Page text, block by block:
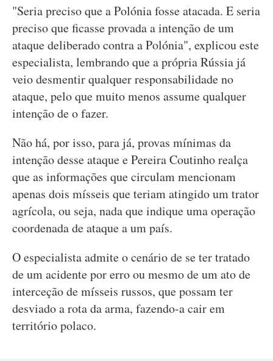
"Seria preciso que a Polónia fosse atacada. E seria
preciso que ficasse provada a intenção de um
ataque deliberado contra a Polónia", explicou este
especialista, lembrando que a própria Rússia já
veio desmentir qualquer responsabilidade no
ataque, pelo que muito menos assume qualquer
intenção de o fazer.
Não há, por isso, para já, provas mínimas da
intenção desse ataque e Pereira Coutinho realça
que as informações que circulam mencionam
apenas dois mísseis que teriam atingido um trator
agrícola, ou seja, nada que indique uma operação
coordenada de ataque a um país.
O especialista admite o cenário de se ter tratado
de um acidente por erro ou mesmo de um ato de
interceção de mísseis russos, que possam ter
desviado a rota da arma, fazendo-a cair em
território polaco.